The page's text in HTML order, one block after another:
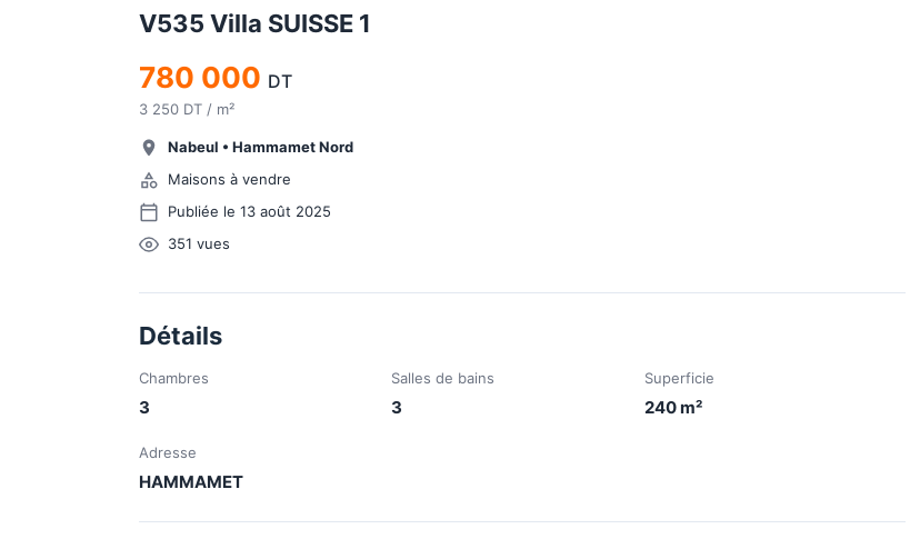
V535 Villa SUISSE 1
780 000 DT
3 250 DT / m²
Nabeul • Hammamet Nord
Maisons à vendre
Publiée le 13 août 2025
351 vues
Détails
Chambres
3
Salles de bains
3
Superficie
240m²
Adresse
HAMMAMET